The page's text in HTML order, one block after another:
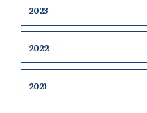
2023
2022
2021